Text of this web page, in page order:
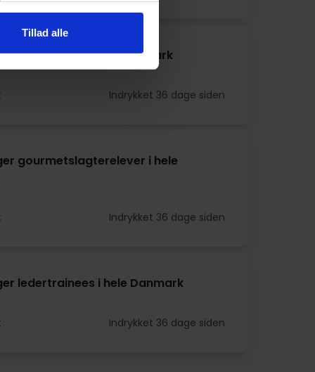
Tillad alle
salgselever i hele Danmark
Indrykket 36 dage siden
gourmetslagterelever i hele
Indrykket 36 dage siden
ledertrainees i hele Danmark
Indrykket 36 dage siden